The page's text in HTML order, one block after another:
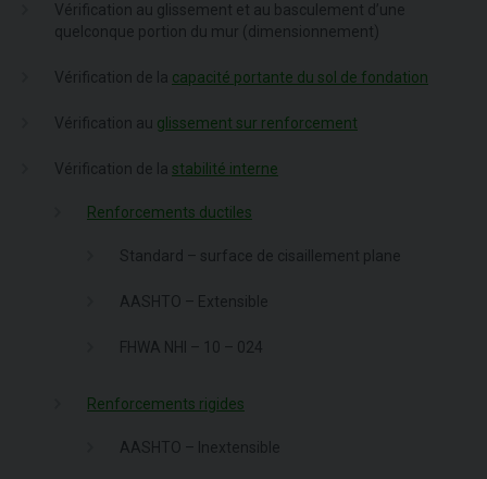
Vérification au glissement et au basculement d’une
quelconque portion du mur (dimensionnement)
Vérification de la capacité portante du sol de fondation
Vérification au glissement sur renforcement
Vérification de la stabilité interne
Renforcements ductiles
Standard – surface de cisaillement plane
AASHTO – Extensible
FHWA NHI – 10 – 024
Renforcements rigides
AASHTO – Inextensible